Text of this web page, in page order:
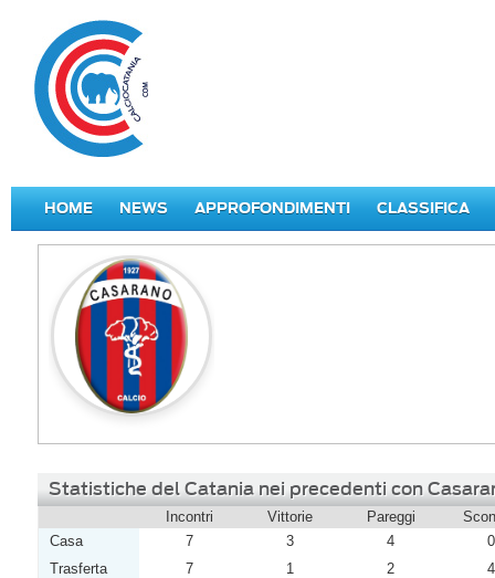
HOME NEWS APPROFONDIMENTI CLASSIFICA
Statistiche del Catania nei precedenti con
Incontri Vittorie Pareggi
Casa
7 3 4
0
Trasferta
7 1 2
4